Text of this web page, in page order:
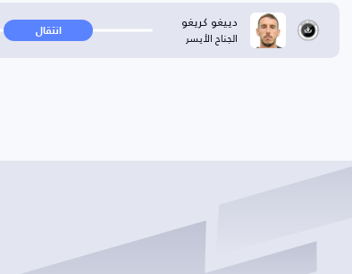
دييغو كريغو
الجناح الأيسر انتقال